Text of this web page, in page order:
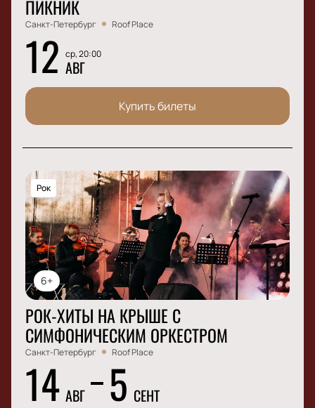
ПИКНИК
Санкт-Петербург Roof Place
12 ср, 20:00
АВГ
Купить билеты
6+
Рок
РОК-ХИТЫ НА КРЫШЕ С
СИМФОНИЧЕСКИМ ОРКЕСТРОМ
Санкт-Петербург Roof Place
14 АВГ 5 СЕНТ